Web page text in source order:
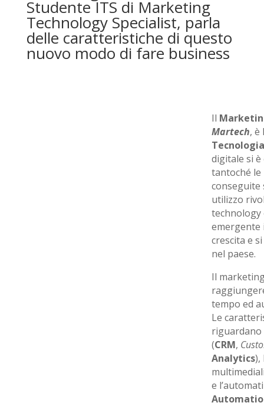
Studente ITS di Marketing
Technology Specialist, parla
delle caratteristiche di questo
nuovo modo di fare business
Il
Martech, è
Tecnologia
digitale si
tantoché le
conseguite
utilizzo
technology
emergente
crescita e
nel paese.
Il
tempo ed
Le
(CRM,
Analytics),
e